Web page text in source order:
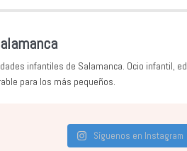
infantiles de Salamanca. Ocio infantil,
para los más pequeños.
Síguenos en Instagram